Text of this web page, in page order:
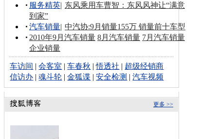
服务精英| 东风乘用车曹智：东风风神让“满意
到家”
汽车销量| 中汽协:9月销量155万 销量前十车型
2010年9月汽车销量 8月汽车销量 7月汽车销量
企业销量
车访间 |会客室 |车春秋 |悟透社 | 超级经销商
信访办 |魂斗轮 |金狐谍 |安全检测 |汽车视频
更多 >>